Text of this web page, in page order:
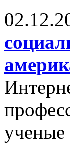
ученые